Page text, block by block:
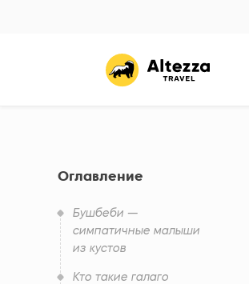
Оглавление
Бушбеби —
симпатичные малыши
из кустов
Кто такие галаго